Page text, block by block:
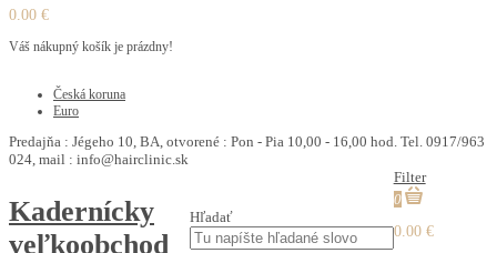
0.00 €
Váš nákupný košík je prázdny!
Česká koruna
Euro
Predajňa : Jégeho 10, BA, otvorené : Pon - Pia 10,00 - 16,00 hod. Tel. 0917/963
024, mail : info@hairclinic.sk
Kadernícky
veľkoobchod
Hľadať
Filter
0
0.00 €